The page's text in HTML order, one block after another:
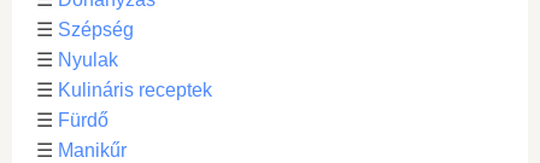
☰ Szépség
☰ Nyulak
☰ Kulináris receptek
☰ Fürdő
☰ Manikűr